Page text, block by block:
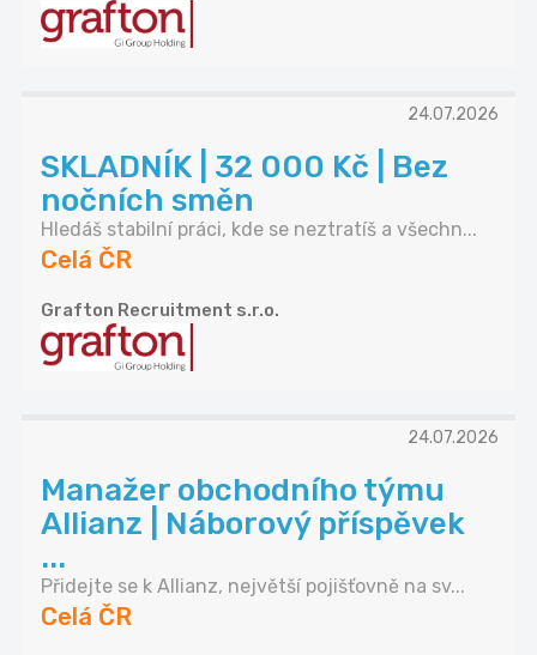
24.07.2026
SKLADNÍK | 32 000 Kč | Bez
nočních směn
Hledáš stabilní práci, kde se neztratíš a všechn...
Celá ČR
Grafton Recruitment s.r.o.
24.07.2026
Manažer obchodního týmu
Allianz | Náborový příspěvek
...
Přidejte se k Allianz, největší pojišťovně na sv...
Celá ČR